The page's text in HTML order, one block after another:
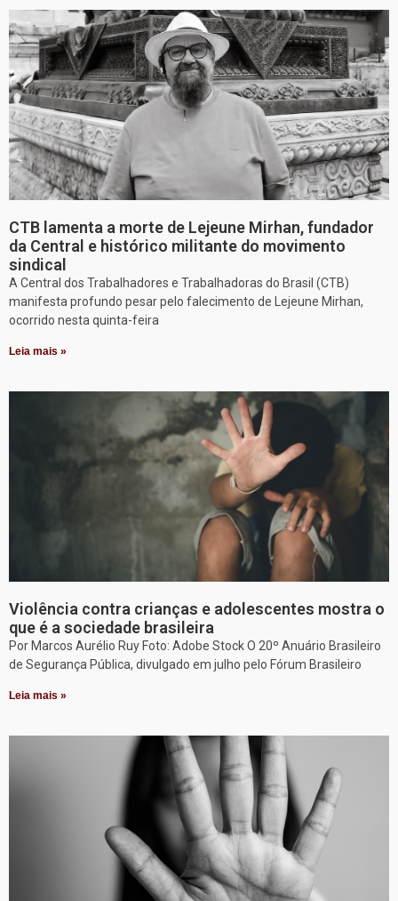
CTB lamenta a morte de Lejeune Mirhan, fundador
da Central e histórico militante do movimento
sindical
A Central dos Trabalhadores e Trabalhadoras do Brasil (CTB)
manifesta profundo pesar pelo falecimento de Lejeune Mirhan,
ocorrido nesta quinta-feira
Leia mais »
Violência contra crianças e adolescentes mostra o
que é a sociedade brasileira
Por Marcos Aurélio Ruy Foto: Adobe Stock O 20º Anuário Brasileiro
de Segurança Pública, divulgado em julho pelo Fórum Brasileiro
Leia mais »